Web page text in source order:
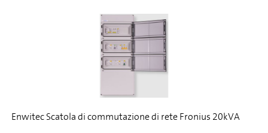
Enwitec Scatola di commutazione di rete Fronius 20kVA